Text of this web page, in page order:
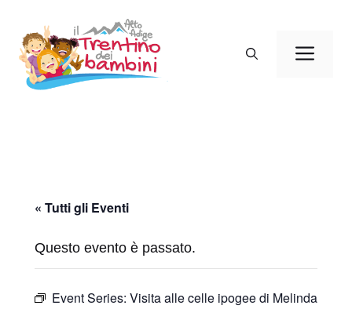
contenuto
« Tutti gli Eventi
Questo evento è passato.
Event Series: Visita alle celle ipogee di Melinda